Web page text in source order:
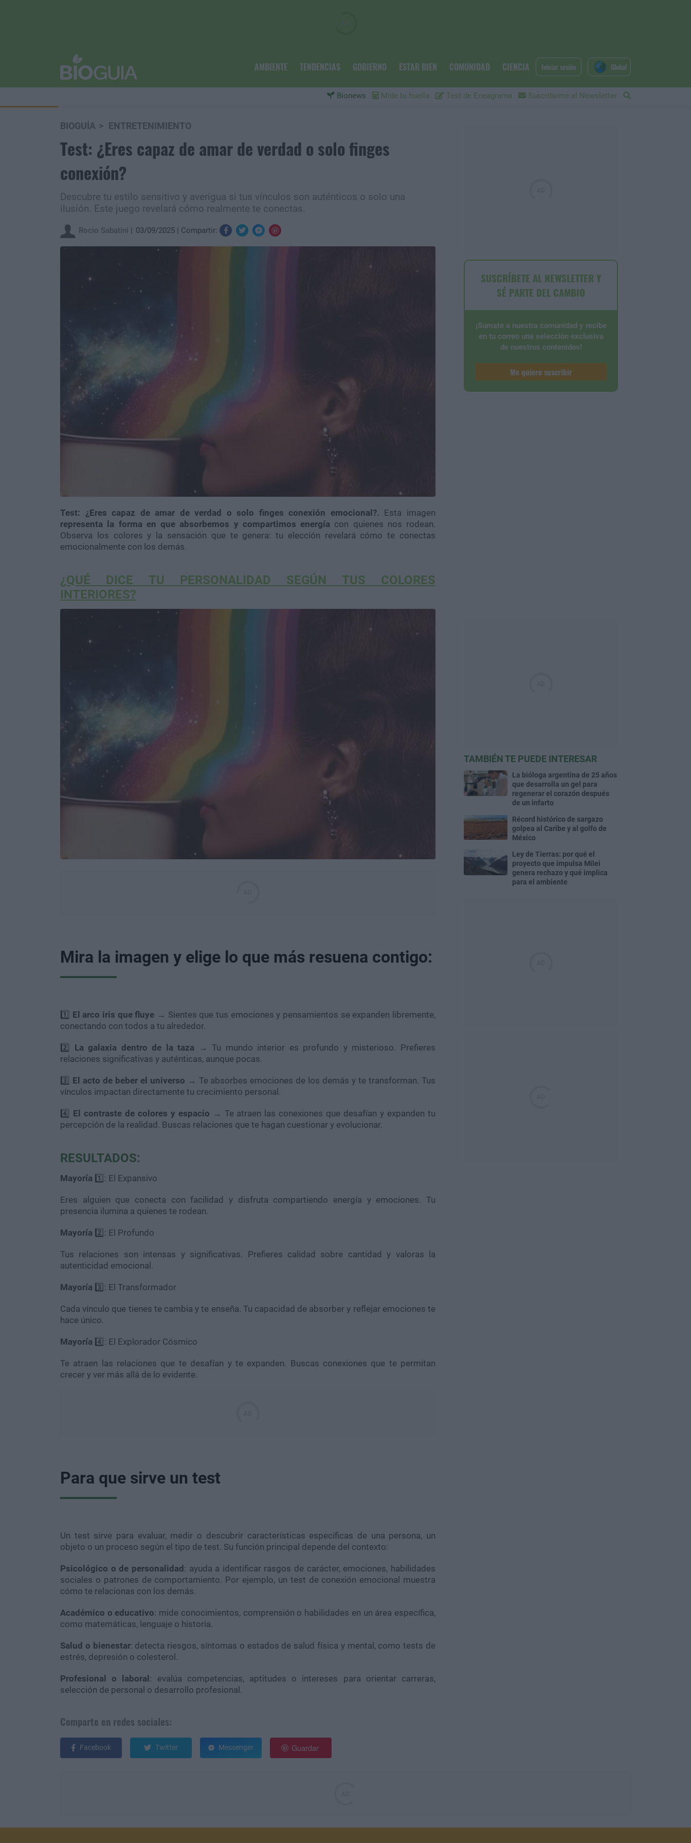
AMBIENTE TENDENCIAS GOBIERNO ESTAR BIEN COMUNIDAD CIENCIA
Bionews Mide tu huella Test de Eneagrama Suscribirme al Newsletter
Iniciar sesión Global
BIOGUÍA ENTRETENIMIENTO
Test: ¿Eres capaz de amar de verdad o solo finges
conexión?
Descubre tu estilo sensitivo y averigua si tus vínculos son auténticos o solo una
ilusión. Este juego revelará cómo realmente te conectas.
Rocio Sabatini 03/09/2025 Compartir:
Test: ¿Eres capaz de amar de verdad o solo finges conexión emocional?. Esta imagen
representa la forma en que absorbemos y compartimos energía con quienes nos rodean.
Observa los colores y la sensación que te genera: tu elección revelará cómo te conectas
emocionalmente con los demás.
¿QUÉ DICE TU PERSONALIDAD SEGÚN TUS COLORES
INTERIORES?
Mira la imagen y elige lo que más resuena contigo:
1️⃣ El arco iris que fluye → Sientes que tus emociones y pensamientos se expanden libremente,
conectando con todos a tu alrededor.
2️⃣ La galaxia dentro de la taza → Tu mundo interior es profundo y misterioso. Prefieres
relaciones significativas y auténticas, aunque pocas.
3️⃣ El acto de beber el universo → Te absorbes emociones de los demás y te transforman. Tus
vínculos impactan directamente tu crecimiento personal.
4️⃣ El contraste de colores y espacio → Te atraen las conexiones que desafían y expanden tu
percepción de la realidad. Buscas relaciones que te hagan cuestionar y evolucionar.
RESULTADOS:
Mayoría 1️⃣: El Expansivo
Eres alguien que conecta con facilidad y disfruta compartiendo energía y emociones. Tu
presencia ilumina a quienes te rodean.
Mayoría 2️⃣: El Profundo
Tus relaciones son intensas y significativas. Prefieres calidad sobre cantidad y valoras la
autenticidad emocional.
Mayoría 3️⃣: El Transformador
Cada vínculo que tienes te cambia y te enseña. Tu capacidad de absorber y reflejar emociones te
hace único.
Mayoría 4️⃣: El Explorador Cósmico
Te atraen las relaciones que te desafían y te expanden. Buscas conexiones que te permitan
crecer y ver más allá de lo evidente.
Para que sirve un test
Un test sirve para evaluar, medir o descubrir características específicas de una persona, un
objeto o un proceso según el tipo de test. Su función principal depende del contexto:
Psicológico o de personalidad: ayuda a identificar rasgos de carácter, emociones, habilidades
sociales o patrones de comportamiento. Por ejemplo, un test de conexión emocional muestra
cómo te relacionas con los demás.
Académico o educativo: mide conocimientos, comprensión o habilidades en un área específica,
como matemáticas, lenguaje o historia.
Salud o bienestar: detecta riesgos, síntomas o estados de salud física y mental, como tests de
estrés, depresión o colesterol.
Profesional o laboral: evalúa competencias, aptitudes o intereses para orientar carreras,
selección de personal o desarrollo profesional.
Comparte en redes sociales:
Facebook Twitter Messenger Guardar
SUSCRÍBETE AL NEWSLETTER Y
SÉ PARTE DEL CAMBIO
¡Sumate a nuestra comunidad y recibe
en tu correo una selección exclusiva
de nuestros contenidos!
Me quiero suscribir
TAMBIÉN TE PUEDE INTERESAR
La bióloga argentina de 25 años
que desarrolla un gel para
regenerar el corazón después
de un infarto
Récord histórico de sargazo
golpea al Caribe y al golfo de
México
Ley de Tierras: por qué el
proyecto que impulsa Milei
genera rechazo y qué implica
para el ambiente